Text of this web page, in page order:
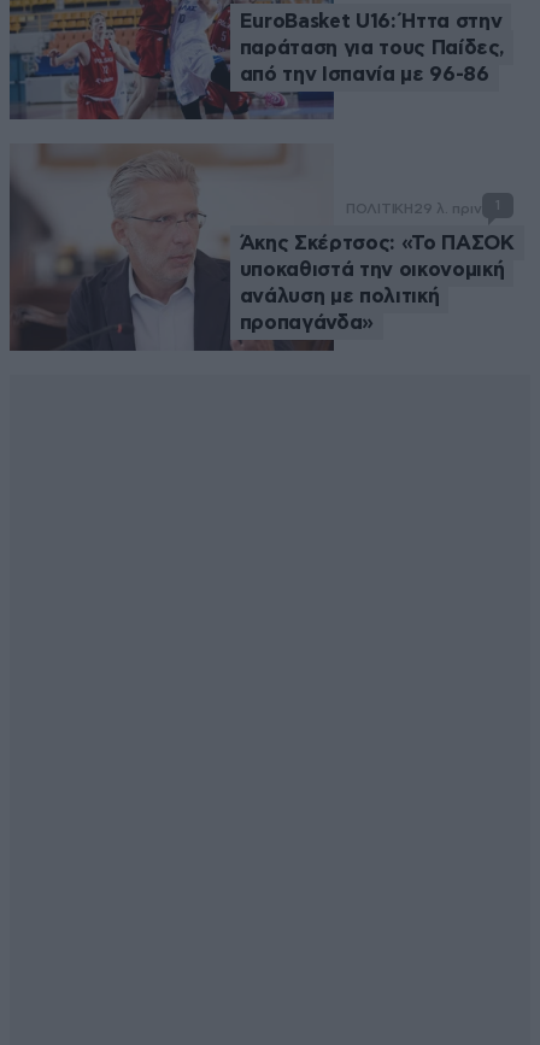
EuroBasket U16: Ήττα στην
παράταση για τους Παίδες,
από την Ισπανία με 96-86
ΠΟΛΙΤΙΚΗ 29 λ. πριν 1
Άκης Σκέρτσος: «Το ΠΑΣΟΚ
υποκαθιστά την οικονομική
ανάλυση με πολιτική
προπαγάνδα»